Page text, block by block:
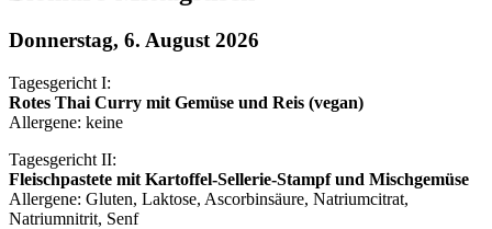
Donnerstag, 6. August 2026
Tagesgericht I:
Rotes Thai Curry mit Gemüse und Reis (vegan)
Allergene: keine
Tagesgericht II:
Fleischpastete mit Kartoffel-Sellerie-Stampf und Mischgemüse
Allergene: Gluten, Laktose, Ascorbinsäure, Natriumcitrat,
Natriumnitrit, Senf